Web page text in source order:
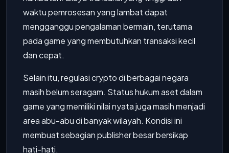
waktu pemrosesan yang lambat dapat
mengganggu pengalaman bermain, terutama
pada game yang membutuhkan transaksi kecil
dan cepat.
Selain itu, regulasi crypto di berbagai negara
masih belum seragam. Status hukum aset dalam
game yang memiliki nilai nyata juga masih menjadi
area abu-abu di banyak wilayah. Kondisi ini
membuat sebagian publisher besar bersikap
hati-hati.